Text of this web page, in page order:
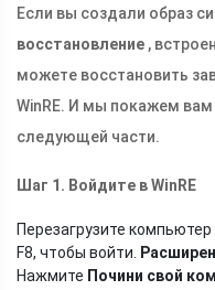
Если вы создали образ
восстановление ,
можете восстановить
WinRE. И мы покажем
следующей части.
Шаг 1. Войдите в WinRE
Перезагрузите
F8, чтобы войти.
Нажмите Почини свой